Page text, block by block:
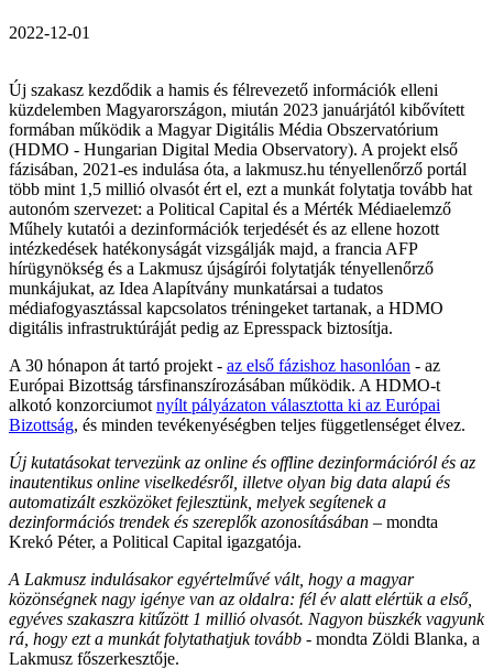
2022-12-01
Új szakasz kezdődik a hamis és félrevezető információk elleni
küzdelemben Magyarországon, miután 2023 januárjától kibővített
formában működik a Magyar Digitális Média Obszervatórium
(HDMO - Hungarian Digital Media Observatory). A projekt első
fázisában, 2021-es indulása óta, a lakmusz.hu tényellenőrző portál
több mint 1,5 millió olvasót ért el, ezt a munkát folytatja tovább hat
autonóm szervezet: a Political Capital és a Mérték Médiaelemző
Műhely kutatói a dezinformációk terjedését és az ellene hozott
intézkedések hatékonyságát vizsgálják majd, a francia AFP
hírügynökség és a Lakmusz újságírói folytatják tényellenőrző
munkájukat, az Idea Alapítvány munkatársai a tudatos
médiafogyasztással kapcsolatos tréningeket tartanak, a HDMO
digitális infrastruktúráját pedig az Epresspack biztosítja.
A 30 hónapon át tartó projekt - az első fázishoz hasonlóan - az
Európai Bizottság társfinanszírozásában működik. A HDMO-t
alkotó konzorciumot nyílt pályázaton választotta ki az Európai
Bizottság, és minden tevékenyéségben teljes függetlenséget élvez.
Új kutatásokat tervezünk az online és offline dezinformációról és az
inautentikus online viselkedésről, illetve olyan big data alapú és
automatizált eszközöket fejlesztünk, melyek segítenek a
dezinformációs trendek és szereplők azonosításában – mondta
Krekó Péter, a Political Capital igazgatója.
A Lakmusz indulásakor egyértelművé vált, hogy a magyar
közönségnek nagy igénye van az oldalra: fél év alatt elértük a első,
egyéves szakaszra kitűzött 1 millió olvasót. Nagyon büszkék vagyunk
rá, hogy ezt a munkát folytathatjuk tovább - mondta Zöldi Blanka, a
Lakmusz főszerkesztője.